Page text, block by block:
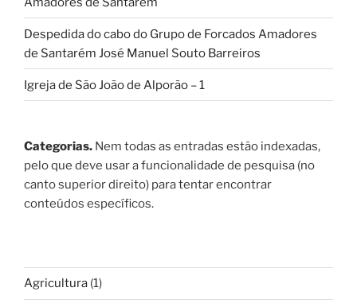
Despedida do cabo do Grupo de Forcados Amadores
de Santarém José Manuel Souto Barreiros
Igreja de São João de Alporão – 1
Categorias. Nem todas as entradas estão indexadas,
pelo que deve usar a funcionalidade de pesquisa (no
canto superior direito) para tentar encontrar
conteúdos específicos.
Agricultura (1)